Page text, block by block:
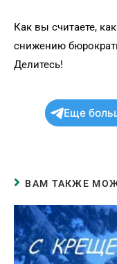
Как вы считаете,
снижению
Делитесь!
Еще
ВАМ ТАКЖЕ